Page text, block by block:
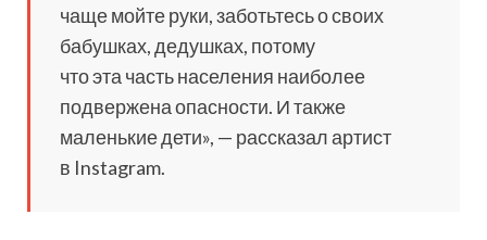
чаще мойте руки, заботьтесь о своих
бабушках, дедушках, потому
что эта часть населения наиболее
подвержена опасности. И также
маленькие дети», — рассказал артист
в Instagram.